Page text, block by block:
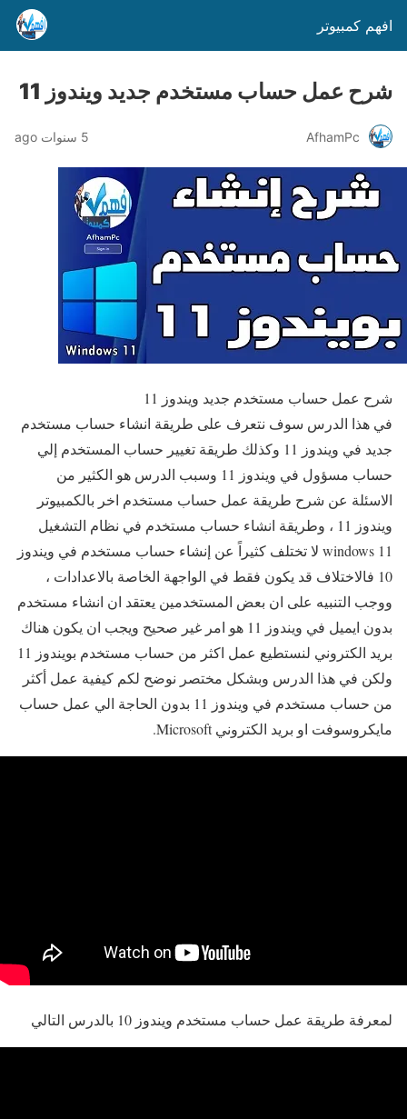
افهم كمبيوتر
شرح عمل حساب مستخدم جديد ويندوز 11
AfhamPc 5 سنوات ago
شرح عمل حساب مستخدم جديد ويندوز 11
في هذا الدرس سوف نتعرف على طريقة انشاء حساب مستخدم
جديد في ويندوز 11 وكذلك طريقة تغيير حساب المستخدم إلي
حساب مسؤول في ويندوز 11 وسبب الدرس هو الكثير من
الاسئلة عن شرح طريقة عمل حساب مستخدم اخر بالكمبيوتر
ويندوز 11 ، وطريقة انشاء حساب مستخدم في نظام التشغيل
windows 11 لا تختلف كثيراً عن إنشاء حساب مستخدم في ويندوز
10 فالاختلاف قد يكون فقط في الواجهة الخاصة بالاعدادات ،
ووجب التنبيه على ان بعض المستخدمين يعتقد ان انشاء مستخدم
بدون ايميل في ويندوز 11 هو امر غير صحيح ويجب ان يكون هناك
بريد الكتروني لنستطيع عمل اكثر من حساب مستخدم بويندوز 11
ولكن في هذا الدرس وبشكل مختصر نوضح لكم كيفية عمل أكثر
من حساب مستخدم في ويندوز 11 بدون الحاجة الي عمل حساب
مايكروسوفت او بريد الكتروني Microsoft.
لمعرفة طريقة عمل حساب مستخدم ويندوز 10 بالدرس التالي